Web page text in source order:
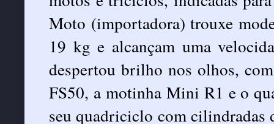
Moto (importadora) trouxe
19 kg e alcançam uma
despertou brilho nos olhos,
FS50, a motinha Mini R1 e o
seu quadriciclo com cilindradas